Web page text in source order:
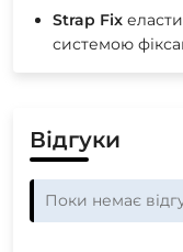
Strap Fix
системою
Відгуки
Поки немає